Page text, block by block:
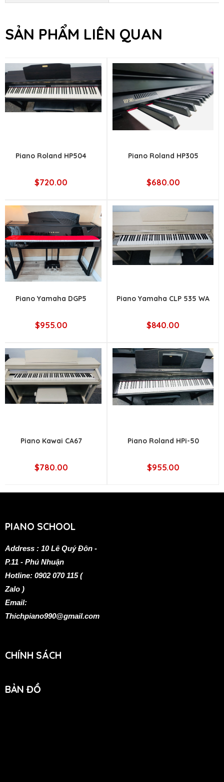
SẢN PHẨM LIÊN QUAN
Piano Roland HP504
$720.00
Piano Roland HP305
$680.00
Piano Yamaha DGP5
$955.00
Piano Yamaha CLP 535 WA
$840.00
Piano Kawai CA67
$780.00
Piano Roland HPi-50
$955.00
PIANO SCHOOL
Address : 10 Lê Quý Đôn -
P.11 - Phú Nhuận
Hotline: 0902 070 115 (
Zalo )
Email:
Thichpiano990@gmail.com
CHÍNH SÁCH
BẢN ĐỒ